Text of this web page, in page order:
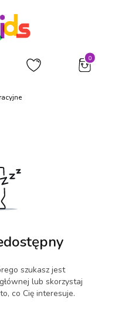
szukasz jest
lub skorzystaj
co Cię interesuje.